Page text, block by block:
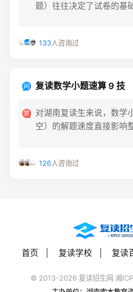
题）往往决定了试卷的基
133人咨询过
复读数学小题速算 9 技
对湖南复读生来说，数学
空）的解题速度直接影响
126人咨询过
首页 复读学校 复读
© 2013-2026 复读招生网 湘